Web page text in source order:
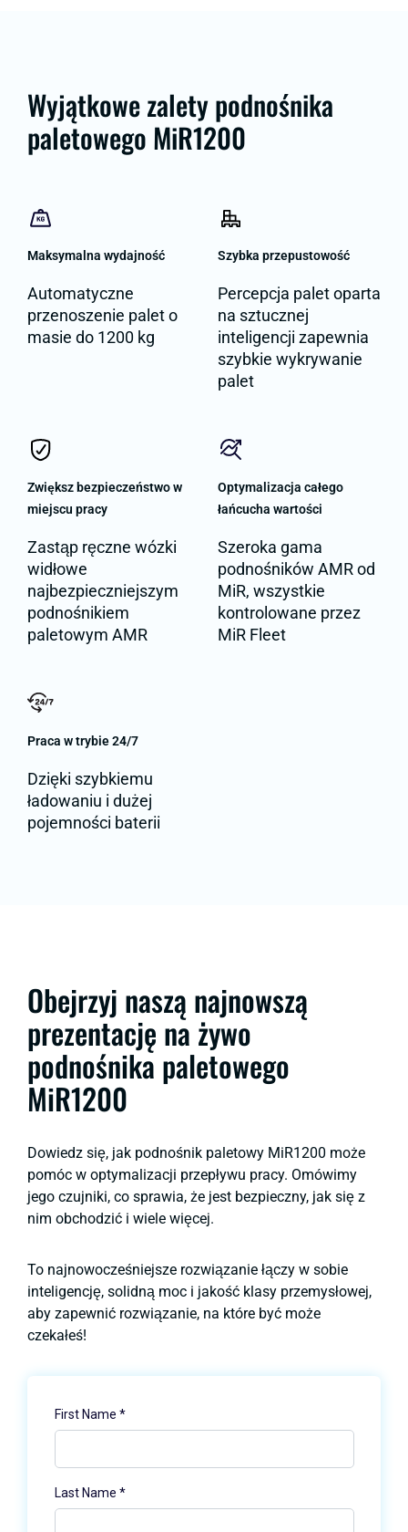
Wyjątkowe zalety podnośnika
paletowego MiR1200
Maksymalna wydajność
Automatyczne
przenoszenie palet o
masie do 1200 kg
Szybka przepustowość
Percepcja palet oparta
na sztucznej
inteligencji zapewnia
szybkie wykrywanie
palet
Zwiększ bezpieczeństwo w
miejscu pracy
Zastąp ręczne wózki
widłowe
najbezpieczniejszym
podnośnikiem
paletowym AMR
Optymalizacja całego
łańcucha wartości
Szeroka gama
podnośników AMR od
MiR, wszystkie
kontrolowane przez
MiR Fleet
Praca w trybie 24/7
Dzięki szybkiemu
ładowaniu i dużej
pojemności baterii
Obejrzyj naszą najnowszą
prezentację na żywo
podnośnika paletowego
MiR1200
Dowiedz się, jak podnośnik paletowy MiR1200 może
pomóc w optymalizacji przepływu pracy. Omówimy
jego czujniki, co sprawia, że jest bezpieczny, jak się z
nim obchodzić i wiele więcej.
To najnowocześniejsze rozwiązanie łączy w sobie
inteligencję, solidną moc i jakość klasy przemysłowej,
aby zapewnić rozwiązanie, na które być może
czekałeś!